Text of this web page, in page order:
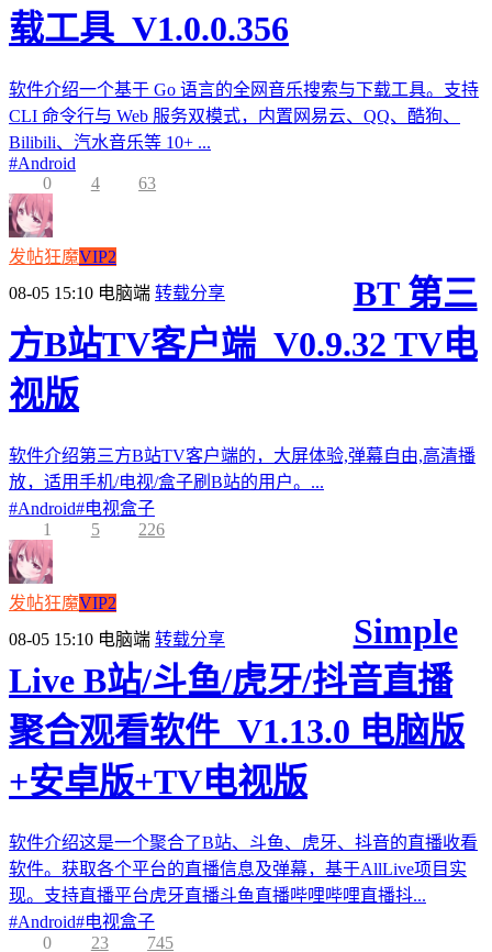
载工具_V1.0.0.356
软件介绍一个基于 Go 语言的全网音乐搜索与下载工具。支持
CLI 命令行与 Web 服务双模式，内置网易云、QQ、酷狗、
Bilibili、汽水音乐等 10+ ...
#Android
0
4 63
发帖狂魔VIP2
08-05 15:10 电脑端 转载分享
BT 第三
方B站TV客户端_V0.9.32 TV电
视版
软件介绍第三方B站TV客户端的，大屏体验,弹幕自由,高清播
放，适用手机/电视/盒子刷B站的用户。...
#Android#电视盒子
1
5 226
发帖狂魔VIP2
08-05 15:10 电脑端 转载分享
Simple
Live B站/斗鱼/虎牙/抖音直播
聚合观看软件_V1.13.0 电脑版
+安卓版+TV电视版
软件介绍这是一个聚合了B站、斗鱼、虎牙、抖音的直播收看
软件。获取各个平台的直播信息及弹幕，基于AllLive项目实
现。支持直播平台虎牙直播斗鱼直播哔哩哔哩直播抖...
#Android#电视盒子
0
23 745